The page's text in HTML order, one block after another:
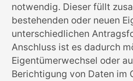
notwendig. Dieser füllt
bestehenden oder neuen
unterschiedlichen
Anschluss ist es dadurch
Eigentümerwechsel oder
Berichtigung von Daten im